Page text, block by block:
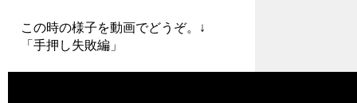
この時の様子を動画でどうぞ。↓
「手押し失敗編」